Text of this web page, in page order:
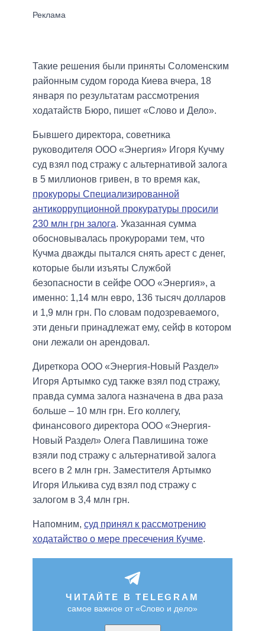
Такие решения были приняты Соломенским
районным судом города Киева вчера, 18
января по результатам рассмотрения
ходатайств Бюро, пишет «Слово и Дело».
Бывшего директора, советника
руководителя ООО «Энергия» Игоря Кучму
суд взял под стражу с альтернативой залога
в 5 миллионов гривен, в то время как,
прокуроры Специализированной
антикоррупционной прокуратуры просили
230 млн грн залога. Указанная сумма
обосновывалась прокурорами тем, что
Кучма дважды пытался снять арест с денег,
которые были изъяты Службой
безопасности в сейфе ООО «Энергия», а
именно: 1,14 млн евро, 136 тысяч долларов
и 1,9 млн грн. По словам подозреваемого,
эти деньги принадлежат ему, сейф в котором
они лежали он арендовал.
Диреткора ООО «Энергия-Новый Раздел»
Игоря Артымко суд также взял под стражу,
правда сумма залога назначена в два раза
больше – 10 млн грн. Его коллегу,
финансового директора ООО «Энергия-
Новый Раздел» Олега Павлишина тоже
взяли под стражу с альтернативой залога
всего в 2 млн грн. Заместителя Артымко
Игоря Илькива суд взял под стражу с
залогом в 3,4 млн грн.
Напомним, суд принял к рассмотрению
ходатайство о мере пресечения Кучме.
ЧИТАЙТЕ В TELEGRAM
самое важное от «Слово и дело»